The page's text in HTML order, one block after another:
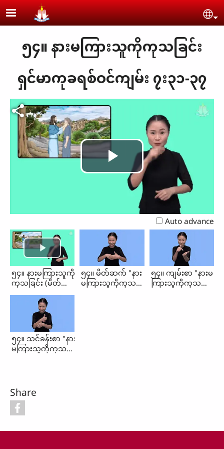
Skip to main content
၅၄။ နားမကြားသူကိုကုသခြင်း
ရှင်မာကုခရစ်ဝင်ကျမ်း ၇း၃၁-၃၇
Play
Video
Auto advance
၅၄။ နားမကြားသူကို
ကုသခြင်း (မိတ်
သင်ခန်းစာ)
၅၄။ မိတ်ဆက် "နား
မကြားသူကိုကုသ
၅၄။ ကျမ်းစာ "နားမ
ကြားသူကိုကုသ
၅၄။ သင်ခန်းစာ "နား
မကြားသူကိုကုသ
Share